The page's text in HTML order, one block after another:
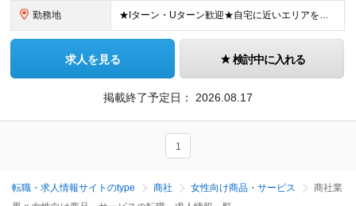
勤務地 ★Iターン・Uターン歓迎★自宅に近いエリアを選べます 神奈川/愛知/三重/岐阜/静岡/山梨/大阪/埼玉/千葉/京都/滋賀/島根/兵庫 ■関東 東京都/台東区、世田谷区 神奈川県/横浜市、川崎市、相模
求人を見る 検討中に入れる
掲載終了予定日： 2026.08.17
1
転職・求人情報サイトのtype 商社 女性向け商品・サービス
商社業